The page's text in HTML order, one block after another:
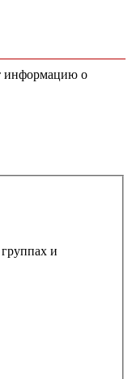
информацию о
и